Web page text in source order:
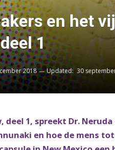
en het
1
2018 Updated: 30
1, spreekt Dr.
en hoe de mens